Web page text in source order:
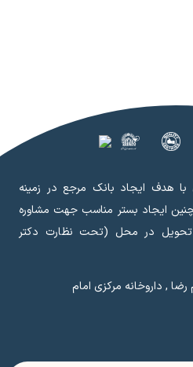
هدف ایجاد بانک مرجع در زمینه
ایجاد بستر مناسب جهت مشاوره
تحویل در محل (تحت نظارت دکتر
, داروخانه مرکزی امام